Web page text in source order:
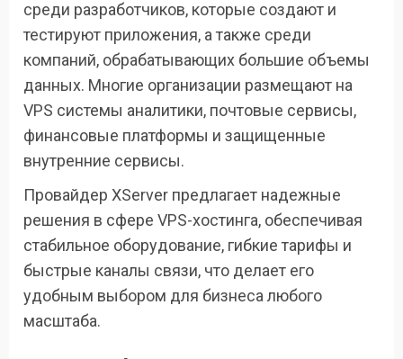
среди разработчиков, которые создают и
тестируют приложения, а также среди
компаний, обрабатывающих большие объемы
данных. Многие организации размещают на
VPS системы аналитики, почтовые сервисы,
финансовые платформы и защищенные
внутренние сервисы.
Провайдер XServer предлагает надежные
решения в сфере VPS-хостинга, обеспечивая
стабильное оборудование, гибкие тарифы и
быстрые каналы связи, что делает его
удобным выбором для бизнеса любого
масштаба.